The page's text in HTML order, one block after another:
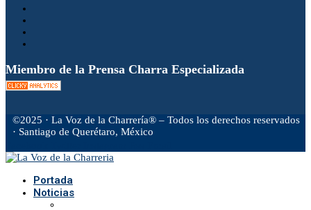
Miembro de la Prensa Charra Especializada
©2025 · La Voz de la Charrería® – Todos los derechos reservados
· Santiago de Querétaro, México
Portada
Noticias